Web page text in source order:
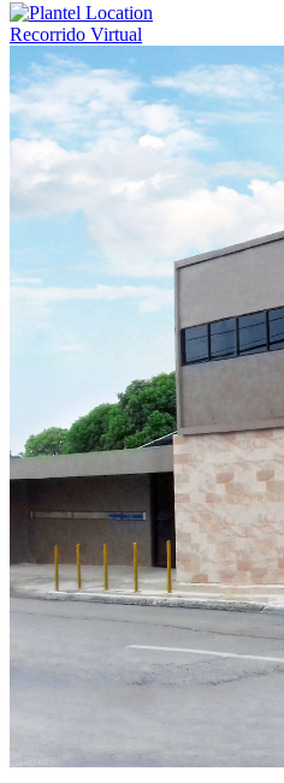
Recorrido Virtual